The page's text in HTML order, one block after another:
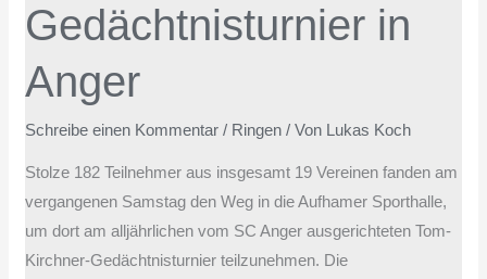
Gedächtnisturnier in
Anger
Schreibe einen Kommentar / Ringen / Von Lukas Koch
Stolze 182 Teilnehmer aus insgesamt 19 Vereinen fanden am
vergangenen Samstag den Weg in die Aufhamer Sporthalle,
um dort am alljährlichen vom SC Anger ausgerichteten Tom-
Kirchner-Gedächtnisturnier teilzunehmen. Die